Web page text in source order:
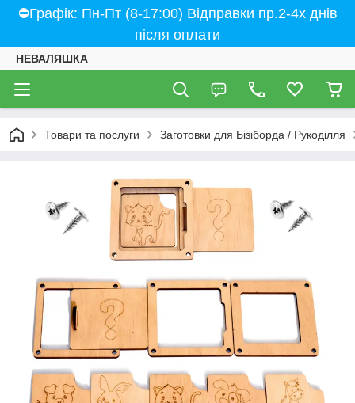
⛔Графік: Пн-Пт (8-17:00) Відправки пр.2-4х днів
після оплати
НЕВАЛЯШКА
Товари та послуги Заготовки для Бізіборда / Рукоділля